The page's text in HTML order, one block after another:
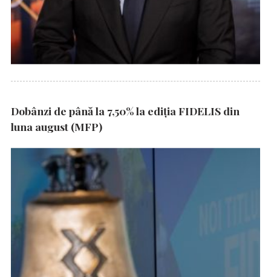
Dobânzi de până la 7,50% la ediția FIDELIS din
luna august (MFP)